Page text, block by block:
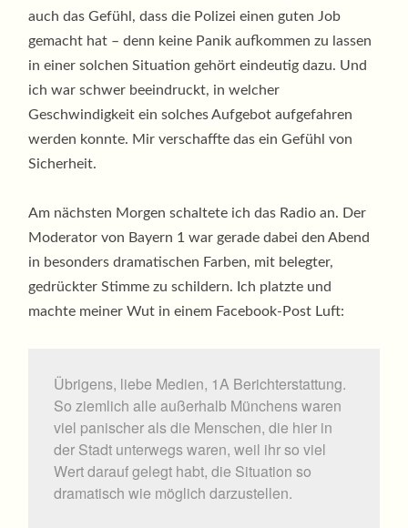
auch das Gefühl, dass die Polizei einen guten Job
gemacht hat – denn keine Panik aufkommen zu lassen
in einer solchen Situation gehört eindeutig dazu. Und
ich war schwer beeindruckt, in welcher
Geschwindigkeit ein solches Aufgebot aufgefahren
werden konnte. Mir verschaffte das ein Gefühl von
Sicherheit.
Am nächsten Morgen schaltete ich das Radio an. Der
Moderator von Bayern 1 war gerade dabei den Abend
in besonders dramatischen Farben, mit belegter,
gedrückter Stimme zu schildern. Ich platzte und
machte meiner Wut in einem Facebook-Post Luft:
Übrigens, liebe Medien, 1A Berichterstattung.
So ziemlich alle außerhalb Münchens waren
viel panischer als die Menschen, die hier in
der Stadt unterwegs waren, weil ihr so viel
Wert darauf gelegt habt, die Situation so
dramatisch wie möglich darzustellen.